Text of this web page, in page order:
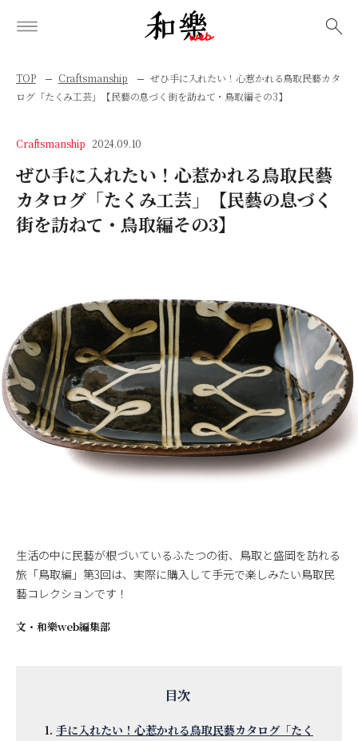
TOP Craftsmanship
ぜひ手に入れたい！心惹かれる鳥取民藝カタ
ログ「たくみ工芸」【民藝の息づく街を訪ねて・鳥取編その3】
Craftsmanship 2024.09.10
ぜひ手に入れたい！心惹かれる鳥取民藝
カタログ「たくみ工芸」【民藝の息づく
街を訪ねて・鳥取編その3】
生活の中に民藝が根づいているふたつの街、鳥取と盛岡を訪れる
旅「鳥取編」第3回は、実際に購入して手元で楽しみたい鳥取民
藝コレクションです！
文・ 和樂web編集部
手に入れたい！心惹かれる鳥取民藝カタログ「たく